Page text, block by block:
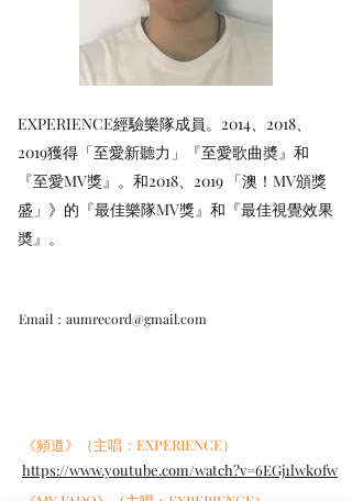
EXPERIENCE經驗樂隊成員。2014、2018、
2019獲得「至愛新聽力」『至愛歌曲奬』和
『至愛MV獎』。和2018、2019 「澳！MV頒獎
盛」》的『最佳樂隊MV獎』和『最佳視覺效果
奬』。
Email： aumrecord@gmail.com
《頻道》（主唱：EXPERIENCE）
https://www.youtube.com/watch?v=6EGj1lwk0fw